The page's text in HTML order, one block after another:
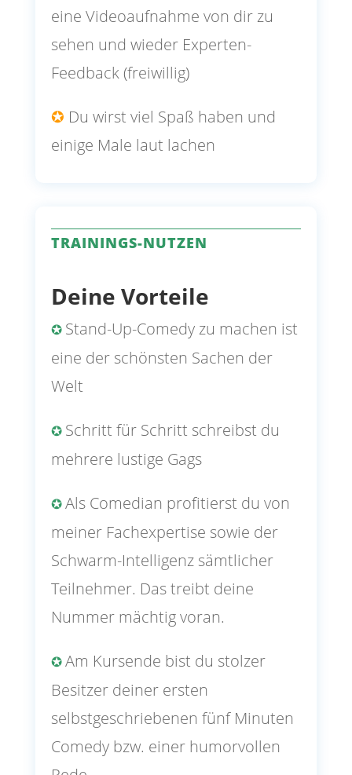
eine Videoaufnahme von dir zu
sehen und wieder Experten-
Feedback (freiwillig)
✪ Du wirst viel Spaß haben und
einige Male laut lachen
TRAININGS-NUTZEN
Deine Vorteile
✪ Stand-Up-Comedy zu machen ist
eine der schönsten Sachen der
Welt
✪ Schritt für Schritt schreibst du
mehrere lustige Gags
✪Als Comedian profitierst du von
meiner Fachexpertise sowie der
Schwarm-Intelligenz sämtlicher
Teilnehmer. Das treibt deine
Nummer mächtig voran.
✪Am Kursende bist du stolzer
Besitzer deiner ersten
selbstgeschriebenen fünf Minuten
Comedy bzw. einer humorvollen